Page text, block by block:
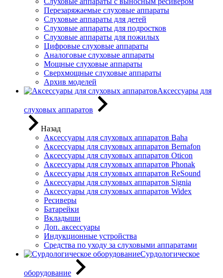
Перезаряжаемые слуховые аппараты
Слуховые аппараты для детей
Слуховые аппараты для подростков
Слуховые аппараты для пожилых
Цифровые слуховые аппараты
Аналоговые слуховые аппараты
Мощные слуховые аппараты
Сверхмощные слуховые аппараты
Архив моделей
Аксессуары для
слуховых аппаратов
Назад
Аксессуары для слуховых аппаратов Baha
Аксессуары для слуховых аппаратов Bernafon
Аксессуары для слуховых аппаратов Oticon
Аксессуары для слуховых аппаратов Phonak
Аксессуары для слуховых аппаратов ReSound
Аксессуары для слуховых аппаратов Signia
Аксессуары для слуховых аппаратов Widex
Ресиверы
Батарейки
Вкладыши
Доп. аксессуары
Индукционные устройства
Средства по уходу за слуховыми аппаратами
Сурдологическое
оборудование